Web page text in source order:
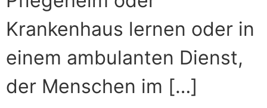
Krankenhaus lernen oder in
einem ambulanten Dienst,
der Menschen im […]